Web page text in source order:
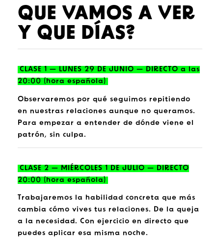
QUE VAMOS A VER
Y QUE DÍAS?
CLASE 1 — LUNES 29 DE JUNIO — DIRECTO a las
20:00 (hora española)
Observaremos por qué seguimos repitiendo
en nuestras relaciones aunque no queramos.
Para empezar a entender de dónde viene el
patrón, sin culpa.
CLASE 2 — MIÉRCOLES 1 DE JULIO — DIRECTO
20:00 (hora española)
Trabajaremos la habilidad concreta que más
cambia cómo vives tus relaciones. De la queja
a la necesidad. Con ejercicio en directo que
puedes aplicar esa misma noche.